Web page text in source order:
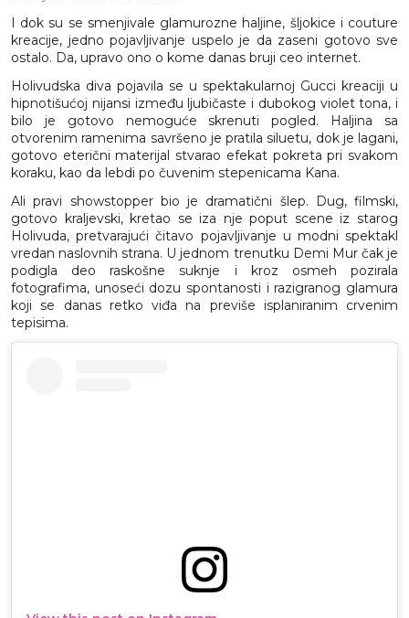
I dok su se smenjivale glamurozne haljine, šljokice i couture
kreacije, jedno pojavljivanje uspelo je da zaseni gotovo sve
ostalo. Da, upravo ono o kome danas bruji ceo internet.
Holivudska diva pojavila se u spektakularnoj Gucci kreaciji u
hipnotišućoj nijansi između ljubičaste i dubokog violet tona, i
bilo je gotovo nemoguće skrenuti pogled. Haljina sa
otvorenim ramenima savršeno je pratila siluetu, dok je lagani,
gotovo eterični materijal stvarao efekat pokreta pri svakom
koraku, kao da lebdi po čuvenim stepenicama Kana.
Ali pravi showstopper bio je dramatični šlep. Dug, filmski,
gotovo kraljevski, kretao se iza nje poput scene iz starog
Holivuda, pretvarajući čitavo pojavljivanje u modni spektakl
vredan naslovnih strana. U jednom trenutku Demi Mur čak je
podigla deo raskošne suknje i kroz osmeh pozirala
fotografima, unoseći dozu spontanosti i razigranog glamura
koji se danas retko viđa na previše isplaniranim crvenim
tepisima.